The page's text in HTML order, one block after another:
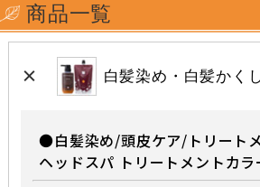
商品一覧
白髪染め・白髪かく
●白髪染め/頭皮ケア/トリート
ヘッドスパ トリートメントカラ